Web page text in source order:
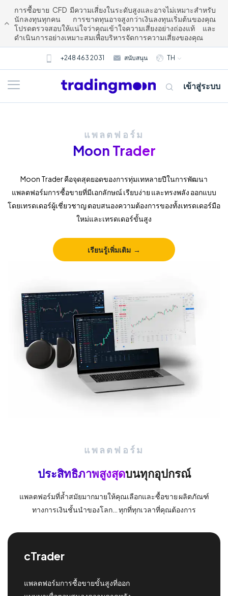
การซื้อขาย CFD มีความเสี่ยงในระดับสูงและอาจไม่เหมาะสำหรับ
นักลงทุนทุกคน การขาดทุนอาจสูงกว่าเงินลงทุนเริ่มต้นของคุณ
โปรดตรวจสอบให้แน่ใจว่าคุณเข้าใจความเสี่ยงอย่างถ่องแท้ และ
ดำเนินการอย่างเหมาะสมเพื่อบริหารจัดการความเสี่ยงของคุณ
+248 463 2031 สนับสนุน TH
เกี่ยวกับเรา
ศูนย์ช่วยเหลือ
เข้าสู่ระบบ
แพลตฟอร์ม
Moon Trader
Moon Trader คือจุดสุดยอดของการทุ่มเทหลายปีในการพัฒนา
แพลตฟอร์มการซื้อขายที่มีเอกลักษณ์ เรียบง่าย และทรงพลัง ออกแบบ
โดยเทรดเดอร์ผู้เชี่ยวชาญ ตอบสนองความต้องการของทั้งเทรดเดอร์มือ
ใหม่และเทรดเดอร์ขั้นสูง
เรียนรู้เพิ่มเติม
แพลตฟอร์ม
ประสิทธิภาพสูงสุดบนทุกอุปกรณ์
แพลตฟอร์มที่ล้ำสมัยมากมายให้คุณเลือกและซื้อขาย ผลิตภัณฑ์
ทางการเงินชั้นนำของโลก… ทุกที่ทุกเวลาที่คุณต้องการ
cTrader
แพลตฟอร์มการซื้อขายขั้นสูงที่ออก